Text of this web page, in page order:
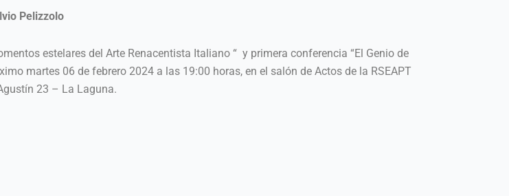
Pelizzolo
estelares del Arte Renacentista Italiano “ y primera conferencia “El Genio de
martes 06 de febrero 2024 a las 19:00 horas, en el salón de Actos de la RSEAPT
23 – La Laguna.